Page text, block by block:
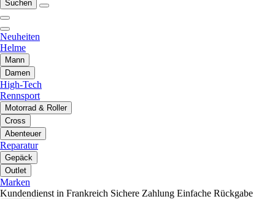
Suchen
Neuheiten
Helme
Mann
Damen
High-Tech
Rennsport
Motorrad & Roller
Cross
Abenteuer
Reparatur
Gepäck
Outlet
Marken
Kundendienst in Frankreich Sichere Zahlung Einfache Rückgabe